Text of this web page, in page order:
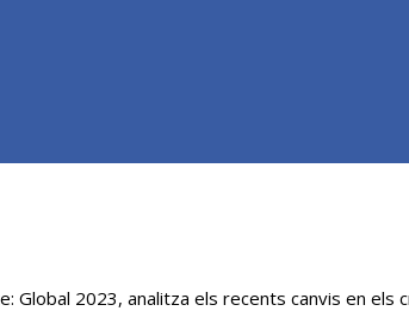
Global 2023, analitza els recents canvis en